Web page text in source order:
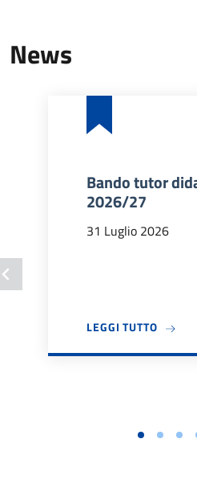
News
Bando tutor
2026/27
31 Luglio 2026
LEGGI TUTTOA